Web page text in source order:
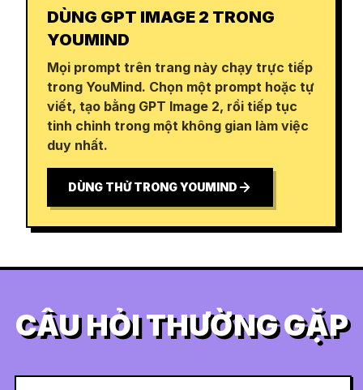
DÙNG GPT IMAGE 2 TRONG
YOUMIND
Mọi prompt trên trang này chạy trực tiếp
trong YouMind. Chọn một prompt hoặc tự
viết, tạo bằng GPT Image 2, rồi tiếp tục
tinh chỉnh trong một không gian làm việc
duy nhất.
DÙNG THỬ TRONG YOUMIND
CÂU HỎI THƯỜNG GẶP